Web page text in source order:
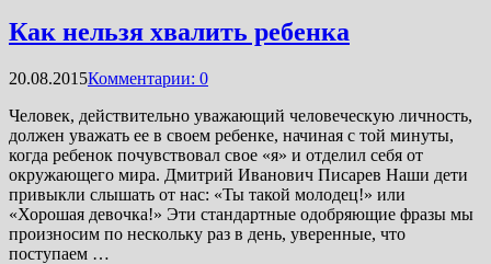
Как нельзя хвалить ребенка
20.08.2015Комментарии: 0
Человек, действительно уважающий человеческую личность,
должен уважать ее в своем ребенке, начиная с той минуты,
когда ребенок почувствовал свое «я» и отделил себя от
окружающего мира. Дмитрий Иванович Писарев Наши дети
привыкли слышать от нас: «Ты такой молодец!» или
«Хорошая девочка!» Эти стандартные одобряющие фразы мы
произносим по нескольку раз в день, уверенные, что
поступаем …